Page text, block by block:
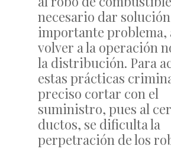
necesario dar
importante problema,
volver a la operación
la distribución. Para
estas prácticas
preciso cortar con el
suministro, pues al
ductos, se dificulta la
perpetración de los